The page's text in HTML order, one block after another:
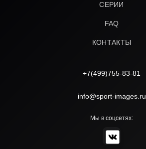
СЕРИИ
FAQ
КОНТАКТЫ
+7(499)755-83-81
info@sport-images.ru
Мы в соцсетях: